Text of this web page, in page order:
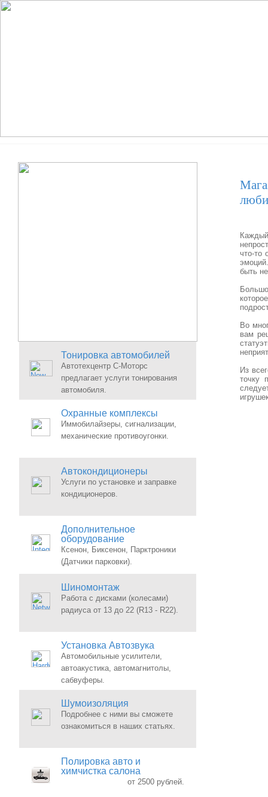
Тонировка автомобилей
Автотехцентр С-Моторс
предлагает услуги тонирования
автомобиля.
Охранные комплексы
Иммобилайзеры, сигнализации,
механические противоугонки.
Автокондиционеры
Услуги по установке и заправке
кондиционеров.
Дополнительное
оборудование
Ксенон, Биксенон, Парктроники
(Датчики парковки).
Шиномонтаж
Работа с дисками (колесами)
радиуса от 13 до 22 (R13 - R22).
Установка Автозвука
Автомобильные усилители,
автоакустика, автомагнитолы,
сабвуферы.
Шумоизоляция
Подробнее с ними вы сможете
ознакомиться в наших статьях.
Полировка авто и
химчистка салона
от 2500 рублей.
что-то
быть
Во
вам
Из
точку